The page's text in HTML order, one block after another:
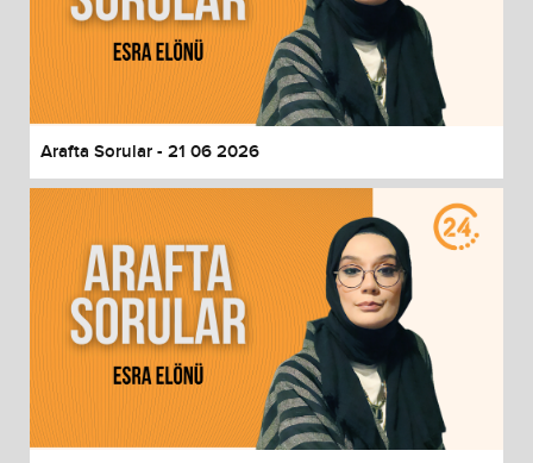
Arafta Sorular - 21 06 2026